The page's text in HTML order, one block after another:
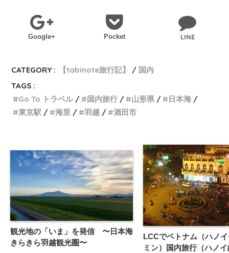
Google+ Pocket LINE
CATEGORY : 【tabinote旅行記】
国内
TAGS :
Go To トラベル
国内旅行 山形県
日本海
東京駅
海里 羽越 酒田市
観光地の「いま」を発信 〜日本海
きらきら羽越観光圏〜
LCCでベトナム（ハノ
ミン）国内旅行（ハノ